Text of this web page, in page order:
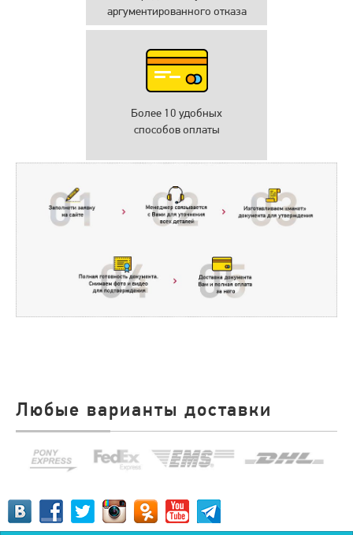
аргументированного отказа
Более 10 удобных
способов оплаты
Любые варианты доставки